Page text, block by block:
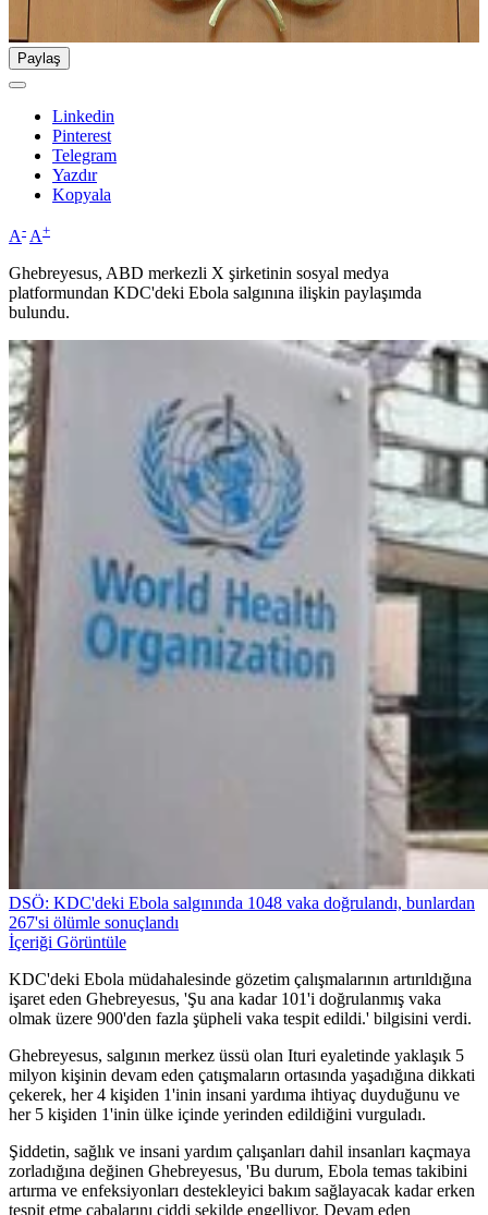
Paylaş
Linkedin
Pinterest
Telegram
Yazdır
Kopyala
A- A+
Ghebreyesus, ABD merkezli X şirketinin sosyal medya
platformundan KDC'deki Ebola salgınına ilişkin paylaşımda
bulundu.
DSÖ: KDC'deki Ebola salgınında 1048 vaka doğrulandı, bunlardan
267'si ölümle sonuçlandı
İçeriği Görüntüle
KDC'deki Ebola müdahalesinde gözetim çalışmalarının artırıldığına
işaret eden Ghebreyesus, 'Şu ana kadar 101'i doğrulanmış vaka
olmak üzere 900'den fazla şüpheli vaka tespit edildi.' bilgisini verdi.
Ghebreyesus, salgının merkez üssü olan Ituri eyaletinde yaklaşık 5
milyon kişinin devam eden çatışmaların ortasında yaşadığına dikkati
çekerek, her 4 kişiden 1'inin insani yardıma ihtiyaç duyduğunu ve
her 5 kişiden 1'inin ülke içinde yerinden edildiğini vurguladı.
Şiddetin, sağlık ve insani yardım çalışanları dahil insanları kaçmaya
zorladığına değinen Ghebreyesus, 'Bu durum, Ebola temas takibini
artırma ve enfeksiyonları destekleyici bakım sağlayacak kadar erken
tespit etme çabalarını ciddi şekilde engelliyor. Devam eden